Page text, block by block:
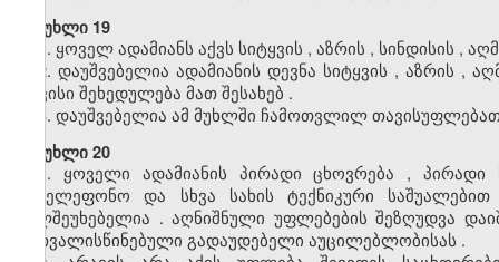
მუხლი 19
1. ყოველადამიანს აქვს სიტყვის , აზრის , სინდისის ,
2. დაუშვებელია ადამიანის დევნა სიტყვის , აზრის ,
თავისი შეხედულება მათშესახებ .
3. დაუშვებელია ამ მუხლში ჩამოთვლილ
მუხლი 20
1. ყოველი ადამიანის პირადი ცხოვრება ,პირადი
სატელეფონო
და სხვა სახის ტექნიკური საშუალებით
ხელშეუხებელია .აღნიშნული უფლებების შეზღუდვა
გათვალისწინებული გადაუდებელი აუცილებლობისას .